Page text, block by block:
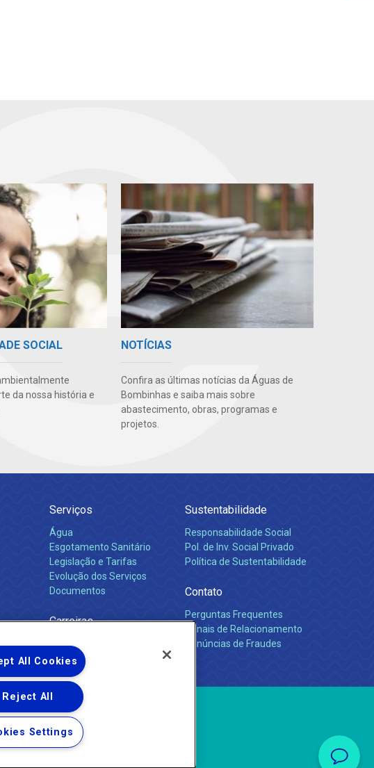
SOCIAL
da nossa história e
NOTÍCIAS
Confira as últimas notícias da Águas de
Bombinhas e saiba mais sobre
abastecimento, obras, programas e
projetos.
Serviços
Água
Esgotamento Sanitário
Legislação e Tarifas
Evolução dos Serviços
Documentos
Carreiras
Sustentabilidade
Responsabilidade Social
Pol. de Inv. Social Privado
Política de Sustentabilidade
Contato
Perguntas Frequentes
Canais de Relacionamento
Denúncias de Fraudes
All Cookies
Reject All
Settings